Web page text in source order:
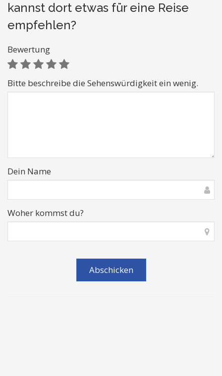
kannst dort etwas für eine Reise
empfehlen?
Bewertung
Bitte beschreibe die Sehenswürdigkeit ein wenig.
Dein Name
Woher kommst du?